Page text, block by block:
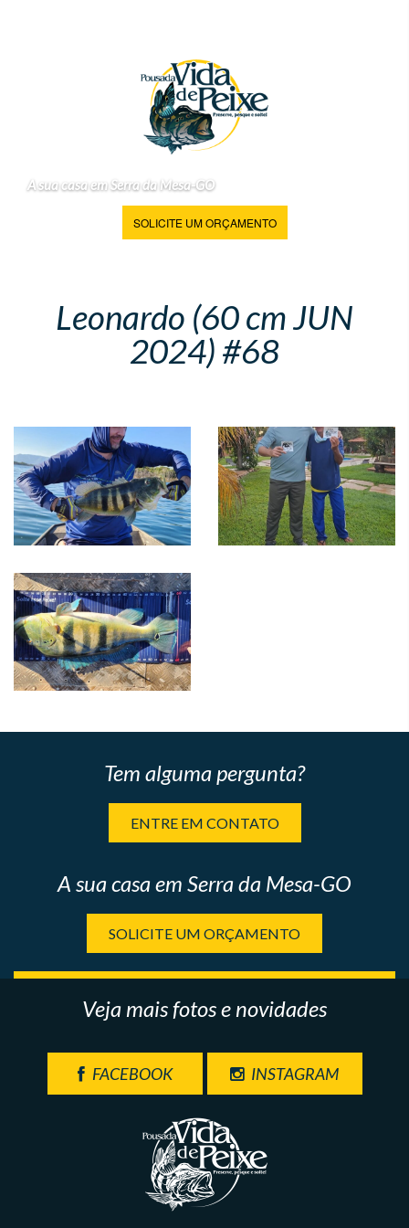
A sua casa em Serra da Mesa-GO
SOLICITE UM ORÇAMENTO
Leonardo (60 cm JUN
2024) #68
Tem alguma pergunta?
ENTRE EM CONTATO
A sua casa em Serra da Mesa-GO
SOLICITE UM ORÇAMENTO
Veja mais fotos e novidades
FACEBOOK INSTAGRAM